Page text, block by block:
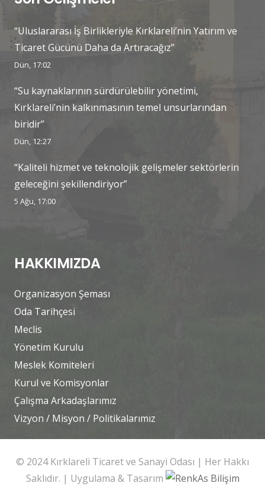
“Uluslararası İş Birlikleriyle Kırklareli’nin Yatırım ve
Ticaret Gücünü Daha da Artıracağız”
Dün, 17:02
“Su kaynaklarının sürdürülebilir yönetimi,
Kırklareli’nin kalkınmasının temel unsurlarından
biridir”
Dün, 12:27
“Kaliteli hizmet ve teknolojik gelişmeler sektörlerin
geleceğini şekillendiriyor”
5 Ağu, 17:00
HAKKIMIZDA
Organizasyon Şeması
Oda Tarihçesi
Meclis
Yönetim Kurulu
Meslek Komiteleri
Kurul ve Komisyonlar
Çalışma Arkadaşlarımız
Vizyon / Misyon / Politikalarımız
© 2024 Kırklareli Ticaret ve Sanayi Odası | Her Hakkı
Saklıdır. | Uygulama & Tasarım